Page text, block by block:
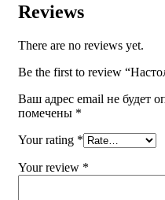
Reviews
There are no reviews yet.
Be the first to review
Ваш адрес email не будет
помечены *
Your rating *
Your review *